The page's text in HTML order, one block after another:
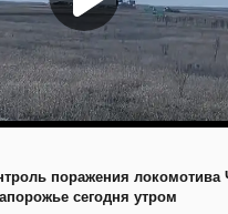
поражения локомотива
сегодня утром